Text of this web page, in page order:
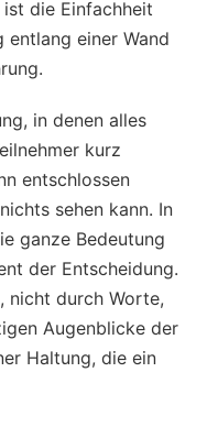
die Einfachheit
einer Wand
in denen alles
kurz
entschlossen
sehen kann. In
ganze Bedeutung
der Entscheidung.
nicht durch Worte,
Augenblicke der
Haltung, die ein